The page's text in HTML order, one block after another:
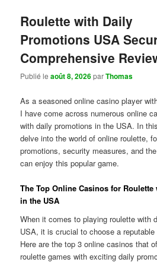
Roulette with Daily
Promotions USA
Comprehensive
Publié leaoût 8, 2026parThomas
As a seasoned online casino player
I have come across numerous online
with daily promotions in the USA. In
delve into the world of online roulette,
promotions, security measures, and
can enjoy this popular game.
The Top Online Casinos for
in the USA
When it comes to playing roulette with
USA, it is crucial to choose a
Here are the top 3 online casinos that
roulette games with exciting daily